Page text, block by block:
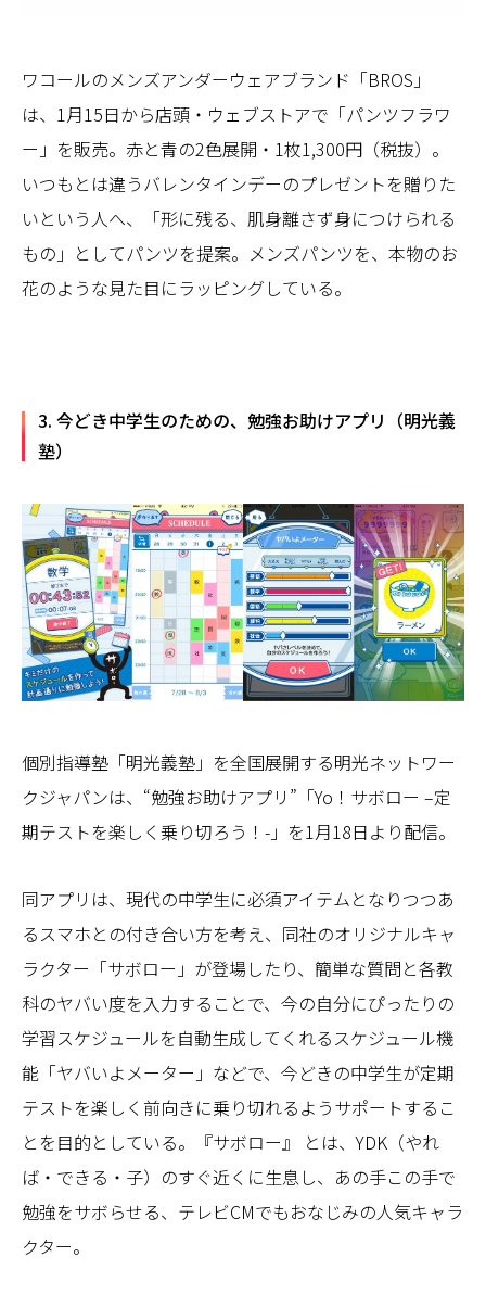
ワコールのメンズアンダーウェアブランド「BROS」
は、1月15日から店頭・ウェブストアで「パンツフラワ
ー」を販売。赤と青の2色展開・1枚1,300円（税抜）。
いつもとは違うバレンタインデーのプレゼントを贈りた
いという人へ、「形に残る、肌身離さず身につけられる
もの」としてパンツを提案。メンズパンツを、本物のお
花のような見た目にラッピングしている。
3. 今どき中学生のための、勉強お助けアプリ（明光義
塾）
個別指導塾「明光義塾」を全国展開する明光ネットワー
クジャパンは、“勉強お助けアプリ”「Yo！サボロー –定
期テストを楽しく乗り切ろう！-」を1月18日より配信。
同アプリは、現代の中学生に必須アイテムとなりつつあ
るスマホとの付き合い方を考え、同社のオリジナルキャ
ラクター「サボロー」が登場したり、簡単な質問と各教
科のヤバい度を入力することで、今の自分にぴったりの
学習スケジュールを自動生成してくれるスケジュール機
能「ヤバいよメーター」などで、今どきの中学生が定期
テストを楽しく前向きに乗り切れるようサポートするこ
とを目的としている。『サボロー』 とは、YDK（やれ
ば・できる・子）のすぐ近くに生息し、あの手この手で
勉強をサボらせる、テレビCMでもおなじみの人気キャラ
クター。